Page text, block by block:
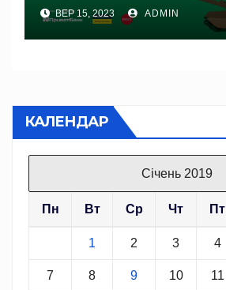
ВЕР 15, 2023 ADMIN
КАЛЕНДАР
Січень 2019
Пн Вт Ср Чт Пт
1 2 3 4
7 8 9 10 11